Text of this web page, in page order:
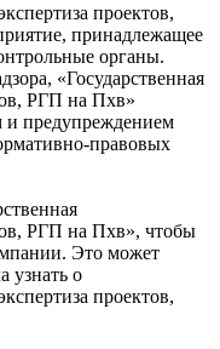
проектов,
принадлежащее
органы.
«Государственная
РГП на Пхв»
и предупреждением
правовых
РГП на Пхв», чтобы
Это может
узнать о
проектов,